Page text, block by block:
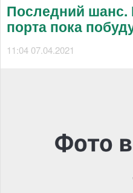
Последний шанс.
порта пока
11:04 07.04.2021